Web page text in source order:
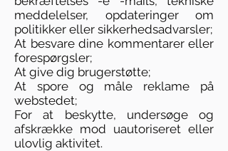
meddelelser, opdateringer om
politikker eller sikkerhedsadvarsler;
At besvare dine kommentarer eller
forespørgsler;
At give dig brugerstøtte;
At spore og måle reklame på
webstedet;
For at beskytte, undersøge og
afskrække mod uautoriseret eller
ulovlig aktivitet.